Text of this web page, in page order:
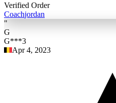
Verified Order
Coachjordan
"
G
G***3
Apr 4, 2023